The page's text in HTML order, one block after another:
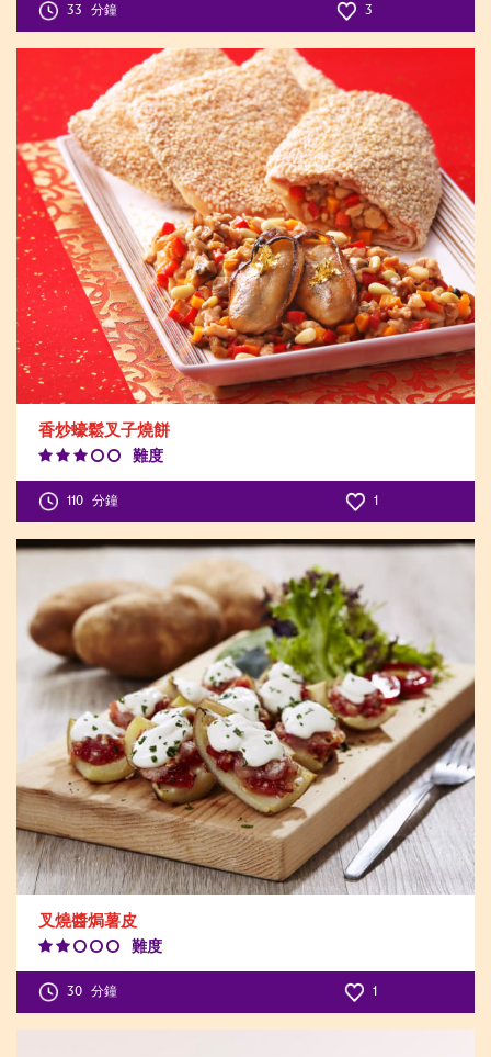
33 分鐘 3
香炒蠔鬆叉子燒餅
難度
Level:3
110 分鐘 1
叉燒醬焗薯皮
難度
Level:2
30 分鐘 1